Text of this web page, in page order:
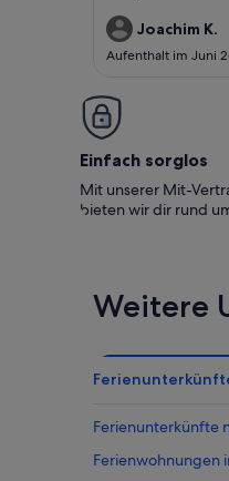
Joachim K.
Aufenthalt im Juni
Einfach sorglos
Mit unserer Mit-
bieten wir dir rund
Weitere
Ferienunterkünfte
Ferienwohnungen